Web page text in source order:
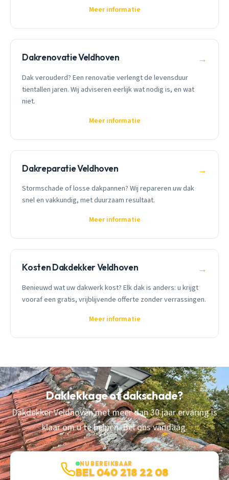
Meer informatie
Dakrenovatie Veldhoven →
Dak verouderd? Een renovatie verlengt de levensduur
tientallen jaren. Wij adviseren eerlijk wat nodig is, en wat
niet.
Meer informatie
Dakreparatie Veldhoven →
Stormschade of losse dakpannen? Wij repareren uw dak
snel en vakkundig, met duurzaam resultaat.
Meer informatie
Kosten Dakdekker Veldhoven →
Benieuwd wat uw dakwerk kost? Elk dak is anders: u krijgt
vooraf een gratis, vrijblijvende offerte zonder verrassingen.
Meer informatie
Daklekkage of dakschade?
Dakdekker Veldhoven met meer dan 30 jaar ervaring is
klaar om u te helpen. Bel ons vandaag.
NU BEREIKBAAR
BEL 040 218 22 08